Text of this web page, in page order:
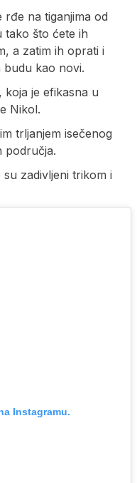
rđe na tiganjima od
tako što ćete ih
a zatim ih oprati i
kao novi.
koja je efikasna u
Nikol.
trljanjem isečenog
područja.
zadivljeni trikom i
Instagramu.